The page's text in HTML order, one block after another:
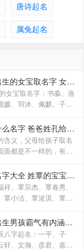
唐诗起名
属兔起名
2023年农历四月十七出生的女宝取名字 女宝宝名字大全2023属兔
女宝取名字：书淼、洛
媛、羽沐、佩麒、子
云、雯雨、可菡、宸
2023年姓孔的男孩取什么名字 爸爸姓孔给宝宝取名
含义，父母给孩子取名
面都是不一样的，有的
相信所展现出来的寓意
父母对于孩子的期待2023年覃姓男宝宝取名字大全 姓覃的宝宝名字大全
、覃宗杰、覃春秀、
覃小洁、覃浚淇、覃炳
隆、覃天予、覃欣君、
2023年农历四月十九出生男孩霸气有内涵的名字 兔宝宝起名字大全男孩生辰八字起名
八字起名：一平、子
轩、文瀚、彦君、嘉